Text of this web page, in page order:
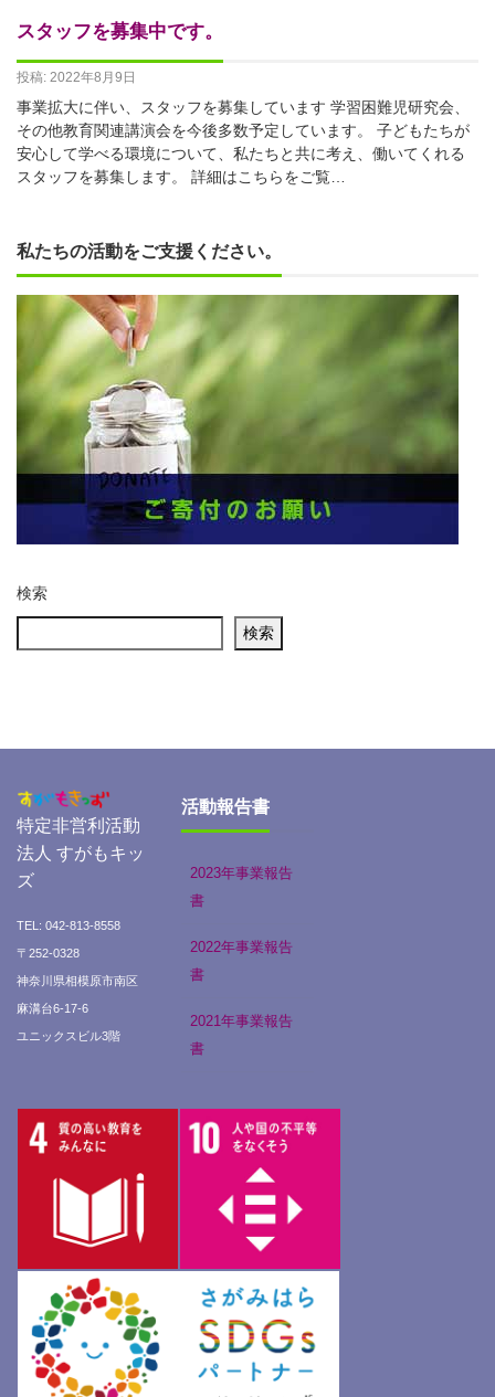
スタッフを募集中です。
投稿: 2022年8月9日
事業拡大に伴い、スタッフを募集しています 学習困難児研究会、
その他教育関連講演会を今後多数予定しています。 子どもたちが
安心して学べる環境について、私たちと共に考え、働いてくれる
スタッフを募集します。 詳細はこちらをご覧…
私たちの活動をご支援ください。
検索
検索
特定非営利活動
法人 すがもキッ
ズ
TEL: 042-813-8558
〒252-0328
神奈川県相模原市南区
麻溝台6-17-6
ユニックスビル3階
活動報告書
2023年事業報告
書
2022年事業報告
書
2021年事業報告
書